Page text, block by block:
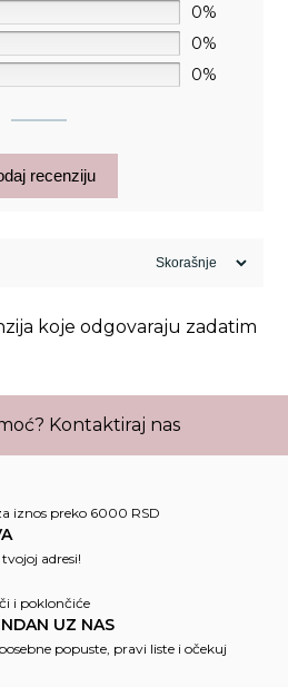
0%
0%
0%
recenziju
koje odgovaraju zadatim
Kontaktiraj nas
iznos preko 6000 RSD
adresi!
i poklončiće
UZ NAS
popuste, pravi liste i očekuj